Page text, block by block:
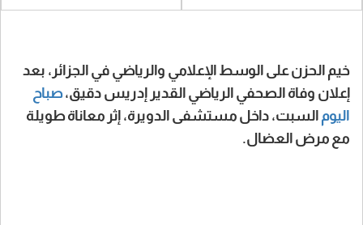
خيم الحزن على الوسط الإعلامي والرياضي في الجزائر، بعد
إعلان وفاة الصحفي الرياضي القدير إدريس دقيق،صباح
اليوم السبت، داخل مستشفى الدويرة، إثر معاناة طويلة
مع مرض العضال.